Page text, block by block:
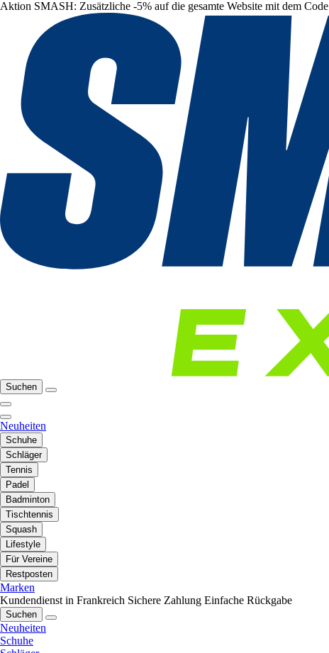
Aktion SMASH: Zusätzliche -5% auf die gesamte Website mit dem Code
Suchen
Neuheiten
Schuhe
Schläger
Tennis
Padel
Badminton
Tischtennis
Squash
Lifestyle
Für Vereine
Restposten
Marken
Kundendienst in Frankreich Sichere Zahlung Einfache Rückgabe
Suchen
Neuheiten
Schuhe